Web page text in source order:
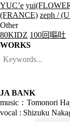
YUC’e
(FRANCE) zeph /
Other
80KIDZ 100回嘔吐
WORKS
JA BANK
music：Tomonori
vocal : Shizuku